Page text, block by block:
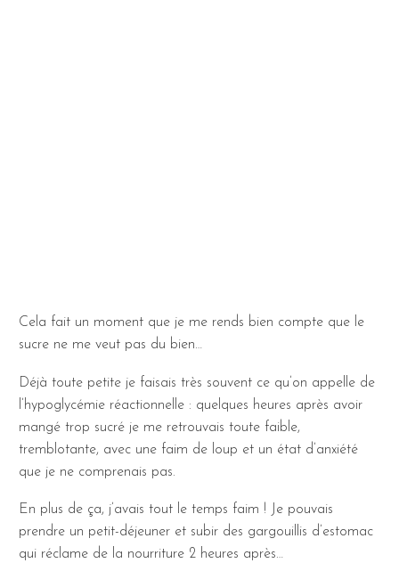
Cela fait un moment que je me rends bien compte que le
sucre ne me veut pas du bien…
Déjà toute petite je faisais très souvent ce qu’on appelle de
l’hypoglycémie réactionnelle : quelques heures après avoir
mangé trop sucré je me retrouvais toute faible,
tremblotante, avec une faim de loup et un état d’anxiété
que je ne comprenais pas.
En plus de ça, j’avais tout le temps faim ! Je pouvais
prendre un petit-déjeuner et subir des gargouillis d’estomac
qui réclame de la nourriture 2 heures après…